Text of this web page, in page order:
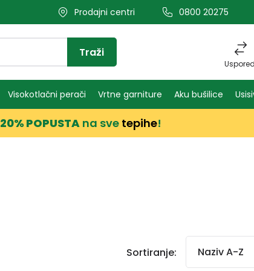
Prodajni centri 0800 20275
Traži
Visokotlačni perači Vrtne garniture Aku bušilice
20% POPUSTA na sve tepihe!
Sortiranje: